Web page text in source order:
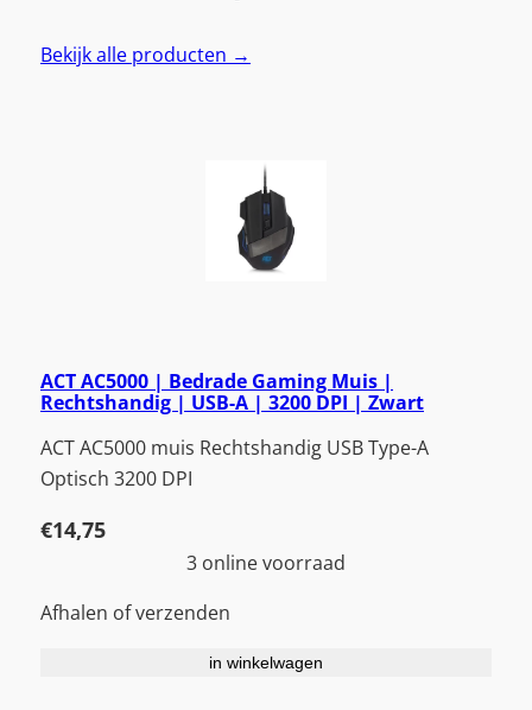
Bekijk alle producten →
ACT AC5000 | Bedrade Gaming Muis |
Rechtshandig | USB-A | 3200 DPI | Zwart
ACT AC5000 muis Rechtshandig USB Type-A
Optisch 3200 DPI
€14,75
3 online voorraad
Afhalen of verzenden
in winkelwagen